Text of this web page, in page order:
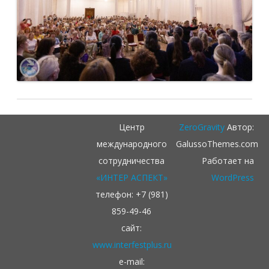
Центр
международного
сотрудничества
«ИНТЕР АСПЕКТ»
телефон: +7 (981)
859-49-46
сайт:
www.interfestplus.ru
e-mail:
ZeroGravityАвтор:
GalussoThemes.com
Работает на
WordPress